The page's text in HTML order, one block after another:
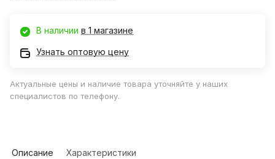
В наличии в 1 магазине
Узнать оптовую цену
Актуальные цены и наличие товара уточняйте у наших
специалистов по телефону.
Описание Характеристики